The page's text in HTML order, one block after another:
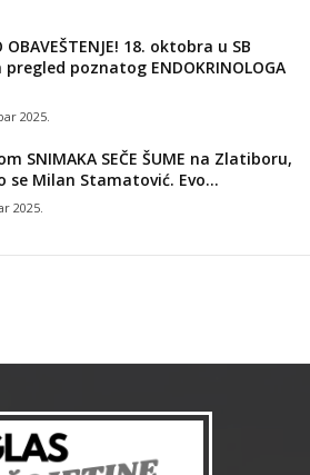
OBAVEŠTENJE! 18. oktobra u SB
poznatog ENDOKRINOLOGA
2025.
SNIMAKA SEČE ŠUME na Zlatiboru,
se Milan Stamatović. Evo...
2025.